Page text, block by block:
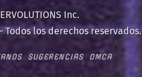
Inc.
Todos los derechos reservados.
SUGERENCIAS DMCA